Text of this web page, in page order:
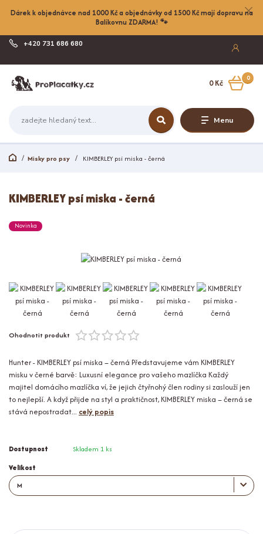
Dárek k objednávce nad 1000 Kč a objednávky od 1500 Kč mají dopravu na
Balíkovnu ZDARMA! 🐾
Menu
+420 731 686 680
0
0 Kč
Misky pro psy KIMBERLEY psí miska - černá
KIMBERLEY psí miska - černá
Novinka
Ohodnotit produkt
Hunter - KIMBERLEY psí miska – černá Představujeme vám KIMBERLEY
misku v černé barvě: Luxusní elegance pro vašeho mazlíčka Každý
majitel domácího mazlíčka ví, že jejich čtyřnohý člen rodiny si zaslouží jen
to nejlepší. A když přijde na styl a praktičnost, KIMBERLEY miska – černá se
stává nepostradat... celý popis
Dostupnost Skladem 1 ks
Velikost